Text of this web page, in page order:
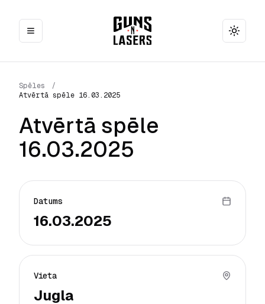
Toggle
Spēles
/
Atvērtā spēle 16.03.2025
Atvērtā spēle
16.03.2025
Datums
16.03.2025
Vieta
Jugla